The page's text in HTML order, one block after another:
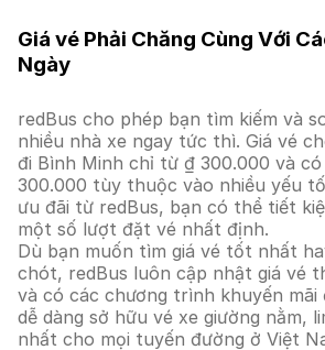
Giá vé Phải Chăng Cùng Với
Ngày
redBus cho phép bạn tìm kiếm và
nhiều nhà xe ngay tức thì. Giá vé
đi Bình Minh chỉ từ ₫ 300.000 và
300.000 tùy thuộc vào nhiều yếu
ưu đãi từ redBus, bạn có thể tiết
một số lượt đặt vé nhất định.
Dù bạn muốn tìm giá vé tốt nhất
chót, redBus luôn cập nhật giá vé
và có các chương trình khuyến mãi
dễ dàng sở hữu vé xe giường nằm,
nhất cho mọi tuyến đường ở Việt